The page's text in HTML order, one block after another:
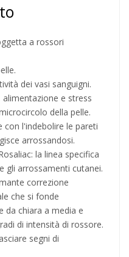
a rossori
dei vasi sanguigni.
alimentazione e stress
della pelle.
con l'indebolire le pareti
arrossandosi.
la linea specifica
gli arrossamenti cutanei.
correzione
che si fonde
da chiara a media e
di intensità di rossore.
segni di